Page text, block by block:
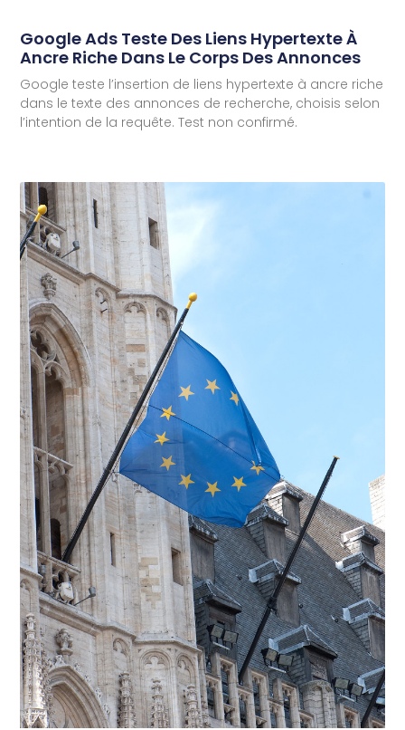
Google Ads Teste Des Liens Hypertexte À
Ancre Riche Dans Le Corps Des Annonces
Google teste l’insertion de liens hypertexte à ancre riche
dans le texte des annonces de recherche, choisis selon
l’intention de la requête. Test non confirmé.